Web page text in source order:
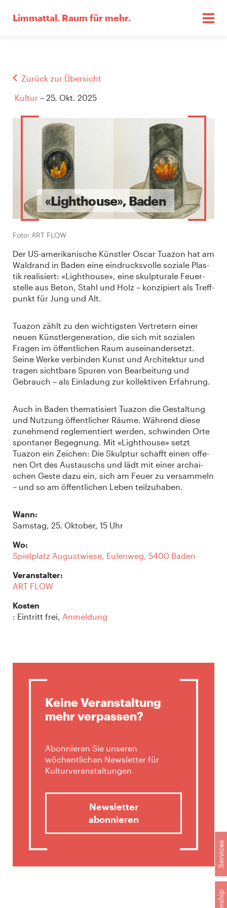
Services
Limmattal. Raum für mehr.
Zurück zur Übersicht
Kultur – 25. Okt. 2025
«Light­house», Baden
Foto: ART FLOW
Der US-ame­ri­ka­ni­sche Künst­ler Oscar Tuazon hat am
Wald­rand in Baden eine ein­drucks­volle soziale Plas­
tik rea­li­siert: «Light­house», eine skulp­tu­rale Feu­er­
stelle aus Beton, Stahl und Holz – kon­zi­piert als Treff­
punkt für Jung und Alt.
Tuazon zählt zu den wich­tigs­ten Ver­tre­tern einer
neuen Künst­ler­ge­nera­tion, die sich mit sozia­len
Fragen im öffent­li­chen Raum aus­ein­an­der­setzt.
Seine Werke ver­bin­den Kunst und Archi­tek­tur und
tragen sicht­bare Spuren von Bear­bei­tung und
Gebrauch – als Ein­la­dung zur kol­lek­ti­ven Erfah­rung.
Auch in Baden the­ma­ti­siert Tuazon die Gestal­tung
und Nut­zung öffent­li­cher Räume. Wäh­rend diese
zuneh­mend regle­men­tiert werden, schwin­den Orte
spon­ta­ner Begeg­nung. Mit «Light­house» setzt
Tuazon ein Zei­chen: Die Skulp­tur schafft einen offe­
nen Ort des Aus­tauschs und lädt mit einer archai­
schen Geste dazu ein, sich am Feuer zu ver­sam­meln
– und so am öffent­li­chen Leben teil­zu­ha­ben.
Wann:
Samstag, 25. Oktober, 15 Uhr
Wo:
Spiel­platz August­wiese, Eulen­weg, 5400 Baden
Veranstalter:
ART FLOW
Kosten
: Eintritt frei, Anmeldung
Keine Veranstaltung
mehr verpassen?
Abonnieren Sie unseren
wöchentlichen Newsletter für
Kulturveranstaltungen
Newsletter
abonnieren